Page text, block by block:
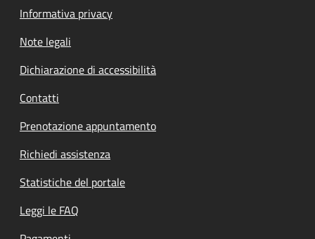
Informativa privacy
Note legali
Dichiarazione di accessibilità
Contatti
Prenotazione appuntamento
Richiedi assistenza
Statistiche del portale
Leggi le FAQ